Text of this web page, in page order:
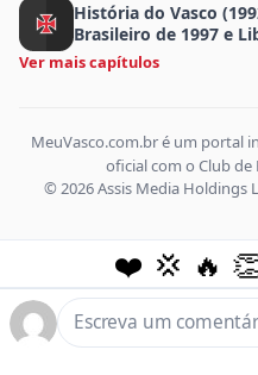
História do Vasco
Brasileiro de 1997 e
Ver mais capítulos
MeuVasco.com.br é um portal
oficial com o Club de
© 2026 Assis Media Holdings
❤️ 💢 🔥